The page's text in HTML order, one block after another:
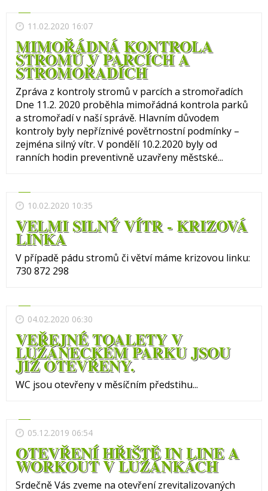
11.02.2020 16:07
MIMOŘÁDNÁ KONTROLA
STROMŮ V PARCÍCH A
STROMOŘADÍCH
Zpráva z kontroly stromů v parcích a stromořadích
Dne 11.2. 2020 proběhla mimořádná kontrola parků
a stromořadí v naší správě. Hlavním důvodem
kontroly byly nepříznivé povětrnostní podmínky –
zejména silný vítr. V pondělí 10.2.2020 byly od
ranních hodin preventivně uzavřeny městské...
10.02.2020 10:35
VELMI SILNÝ VÍTR - KRIZOVÁ
LINKA
V případě pádu stromů či větví máme krizovou linku:
730 872 298
04.02.2020 06:30
VEŘEJNÉ TOALETY V
LUŽÁNECKÉM PARKU JSOU
JIŽ OTEVŘENY.
WC jsou otevřeny v měsíčním předstihu...
05.12.2019 06:54
OTEVŘENÍ HŘIŠTĚ IN LINE A
WORKOUT V LUŽÁNKÁCH
Srdečně Vás zveme na otevření zrevitalizovaných